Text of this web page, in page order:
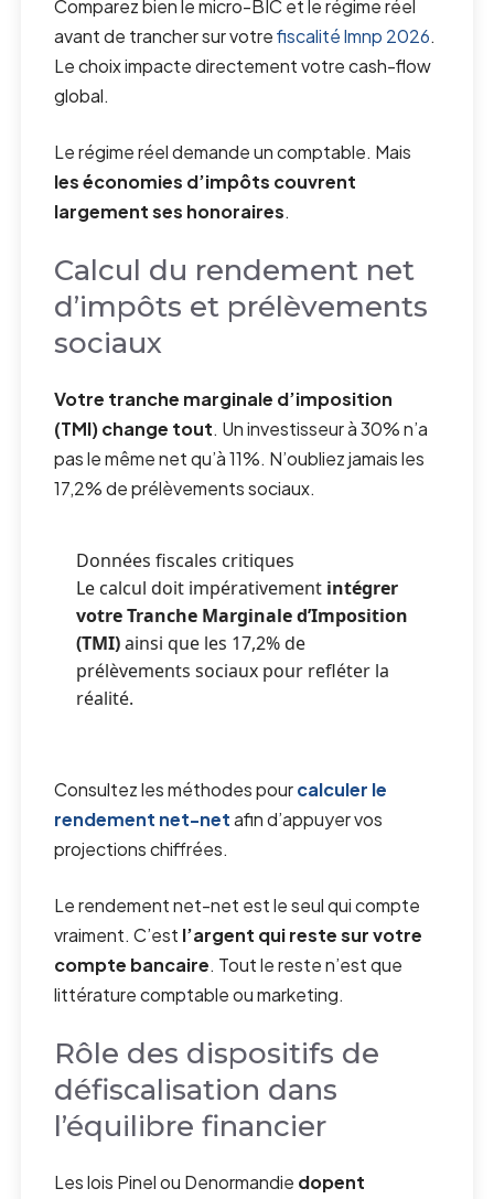
Comparez bien le micro-BIC et le régime réel
avant de trancher sur votrefiscalité lmnp 2026.
Le choix impacte directement votre cash-flow
global.
Le régime réel demande un comptable. Mais
les économies d’impôts couvrent
largement ses honoraires.
Calcul du rendement net
d’impôts et prélèvements
sociaux
Votre tranche marginale d’imposition
(TMI) change tout. Un investisseur à 30% n’a
pas le même net qu’à 11%. N’oubliez jamais les
17,2% de prélèvements sociaux.
Données fiscales critiques
Le calcul doit impérativement intégrer
votre Tranche Marginale d’Imposition
(TMI)ainsi que les 17,2% de
prélèvements sociaux pour refléter la
réalité.
Consultez les méthodes pourcalculer le
rendement net-netafin d’appuyer vos
projections chiffrées.
Le rendement net-net est le seul qui compte
vraiment. C’est l’argent qui reste sur votre
compte bancaire. Tout le reste n’est que
littérature comptable ou marketing.
Rôle des dispositifs de
défiscalisation dans
l’équilibre financier
Les lois Pinel ou Denormandie dopent